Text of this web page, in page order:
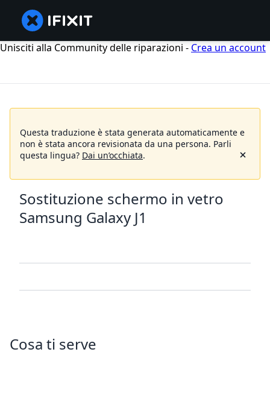
Unisciti alla Community delle riparazioni - Crea un account
Questa traduzione è stata generata automaticamente e
non è stata ancora revisionata da una persona. Parli
questa lingua? Dai un’occhiata.
Sostituzione schermo in vetro
Samsung Galaxy J1
Cosa ti serve